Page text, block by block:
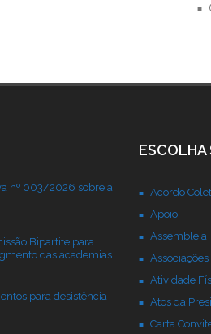
nº 003/2026 sobre a
Bipartite para
das academias
para desistência
ESCOLHA
Acordo
Apoio
Assembleia
Associações
Atividade
Atos da
Carta